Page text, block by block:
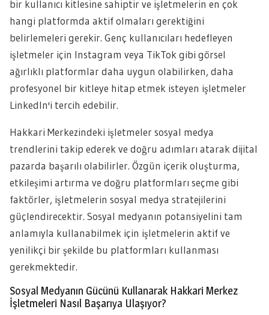
bir kullanıcı kitlesine sahiptir ve işletmelerin en çok
hangi platformda aktif olmaları gerektiğini
belirlemeleri gerekir. Genç kullanıcıları hedefleyen
işletmeler için Instagram veya TikTok gibi görsel
ağırlıklı platformlar daha uygun olabilirken, daha
profesyonel bir kitleye hitap etmek isteyen işletmeler
LinkedIn'i tercih edebilir.
Hakkari Merkezindeki işletmeler sosyal medya
trendlerini takip ederek ve doğru adımları atarak dijital
pazarda başarılı olabilirler. Özgün içerik oluşturma,
etkileşimi artırma ve doğru platformları seçme gibi
faktörler, işletmelerin sosyal medya stratejilerini
güçlendirecektir. Sosyal medyanın potansiyelini tam
anlamıyla kullanabilmek için işletmelerin aktif ve
yenilikçi bir şekilde bu platformları kullanması
gerekmektedir.
Sosyal Medyanın Gücünü Kullanarak Hakkari Merkez
İşletmeleri Nasıl Başarıya Ulaşıyor?